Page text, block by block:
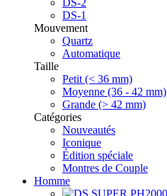
DS-2
DS-1
Mouvement
Quartz
Automatique
Taille
Petit (< 36 mm)
Moyenne (36 - 42 mm)
Grande (> 42 mm)
Catégories
Nouveautés
Iconique
Édition spéciale
Montres de Couple
Homme